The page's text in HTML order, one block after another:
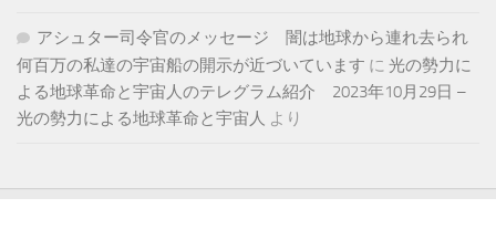
アシュター司令官のメッセージ 闇は地球から連れ去られ
何百万の私達の宇宙船の開示が近づいています に 光の勢力に
よる地球革命と宇宙人のテレグラム紹介 2023年10月29日 –
光の勢力による地球革命と宇宙人 より